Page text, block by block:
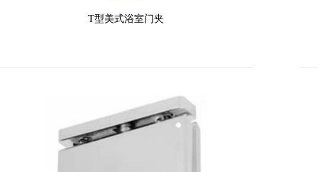
T型美式浴室门夹